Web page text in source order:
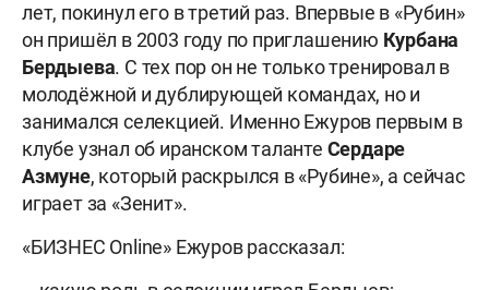
лет, покинул его в третий раз. Впервые в «Рубин»
он пришёл в 2003 году по приглашению Курбана
Бердыева. С тех пор он не только тренировал в
молодёжной и дублирующей командах, но и
занимался селекцией. Именно Ежуров первым в
клубе узнал об иранском таланте Сердаре
Азмуне, который раскрылся в «Рубине», а сейчас
играет за «Зенит».
«БИЗНЕС Online» Ежуров рассказал: